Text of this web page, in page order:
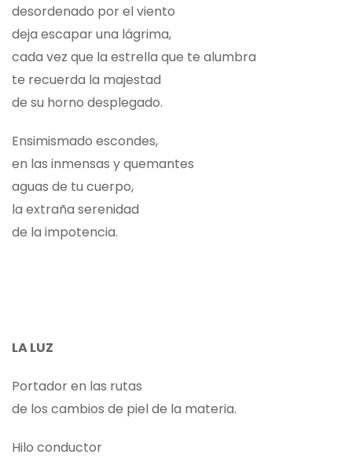
desordenado por el viento
deja escapar una lágrima,
cada vez que la estrella que te alumbra
te recuerda la majestad
de su horno desplegado.
Ensimismado escondes,
en las inmensas y quemantes
aguas de tu cuerpo,
la extraña serenidad
de la impotencia.
LA LUZ
Portador en las rutas
de los cambios de piel de la materia.
Hilo conductor